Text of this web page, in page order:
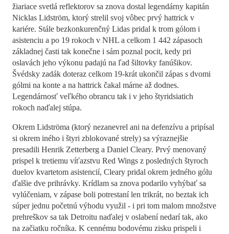
žiariace svetlá reflektorov sa znova dostal legendárny kapitán
Nicklas Lidström, ktorý strelil svoj vôbec prvý hattrick v
kariére. Stále bezkonkurenčný Lidas pridal k trom gólom i
asistenciu a po 19 rokoch v NHL a celkom 1 442 zápasoch
základnej časti tak konečne i sám poznal pocit, kedy pri
oslavách jeho výkonu padajú na ľad šiltovky fanúšikov.
Švédsky zadák doteraz celkom 19-krát ukončil zápas s dvomi
gólmi na konte a na hattrick čakal márne až dodnes.
Legendárnosť veľkého obrancu tak i v jeho štyridsiatich
rokoch naďalej stúpa.
Okrem Lidströma (ktorý nezanevrel ani na defenzívu a pripísal
si okrem iného i štyri zblokované strely) sa výraznejšie
presadili Henrik Zetterberg a Daniel Cleary. Prvý menovaný
prispel k tretiemu víťazstvu Red Wings z posledných štyroch
duelov kvartetom asistencií, Cleary pridal okrem jedného gólu
ďalšie dve prihrávky. Krídlam sa znova podarilo vyhýbať sa
vylúčeniam, v zápase boli potrestaní len trikrát, no beztak ich
súper jednu početnú výhodu využil - i pri tom malom množstve
prehreškov sa tak Detroitu naďalej v oslabení nedarí tak, ako
na začiatku ročníka. K cennému bodovému zisku prispeli i